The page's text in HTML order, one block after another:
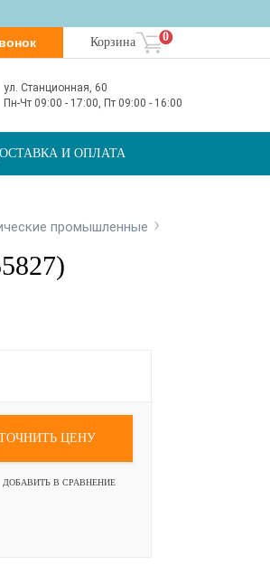
Корзина 0
ул. Станционная, 60
Пн-Чт 09:00 - 17:00, Пт 09:00 - 16:00
И ОПЛАТА
промышленные ›
ЦЕНУ
ДОБАВИТЬ В СРАВНЕНИЕ